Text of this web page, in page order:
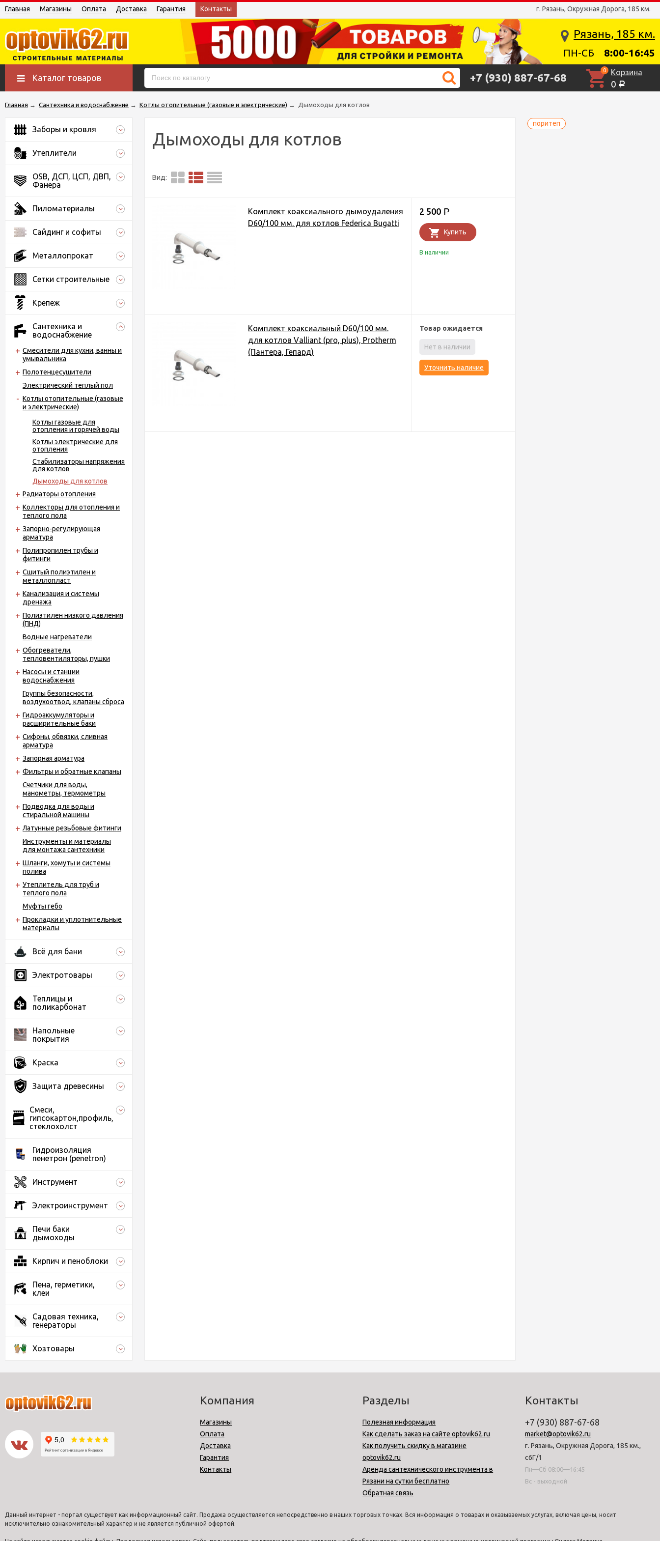
г. Рязань, Окружная Дорога, 185 км.
Главная Магазины Оплата Доставка Гарантия Контакты
Рязань, 185 км.
ПН-СБ 8:00-16:45
Каталог товаров +7 (930) 887-67-68
0 Корзина
0 Р
Главная → Сантехника и водоснабжение → Котлы отопительные (газовые и электрические) → Дымоходы для котлов
поритеп
Заборы и кровля
Утеплители
OSB, ДСП, ЦСП, ДВП,
Фанера
Пиломатериалы
Сайдинг и софиты
Металлопрокат
Сетки строительные
Крепеж
Сантехника и
водоснабжение
Смесители для кухни, ванны и
умывальника
Полотенцесушители
Электрический теплый пол
Котлы отопительные (газовые
и электрические)
Котлы газовые для
отопления и горячей воды
Котлы электрические для
отопления
Стабилизаторы напряжения
для котлов
Дымоходы для котлов
Радиаторы отопления
Коллекторы для отопления и
теплого пола
Запорно-регулирующая
арматура
Полипропилен трубы и
фитинги
Сшитый полиэтилен и
металлопласт
Канализация и системы
дренажа
Полиэтилен низкого давления
(ПНД)
Водные нагреватели
Обогреватели,
тепловентиляторы, пушки
Насосы и станции
водоснабжения
Группы безопасности,
воздухоотвод, клапаны сброса
Гидроаккумуляторы и
расширительные баки
Сифоны, обвязки, сливная
арматура
Запорная арматура
Фильтры и обратные клапаны
Счетчики для воды,
манометры, термометры
Подводка для воды и
стиральной машины
Латунные резьбовые фитинги
Инструменты и материалы
для монтажа сантехники
Шланги, хомуты и системы
полива
Утеплитель для труб и
теплого пола
Муфты гебо
Прокладки и уплотнительные
материалы
Всё для бани
Электротовары
Теплицы и
поликарбонат
Напольные
покрытия
Краска
Защита древесины
Смеси,
гипсокартон,профиль,
стеклохолст
Гидроизоляция
пенетрон (penetron)
Инструмент
Электроинструмент
Печи баки
дымоходы
Кирпич и пеноблоки
Пена, герметики,
клеи
Садовая техника,
генераторы
Хозтовары
Дымоходы для котлов
Вид:
Комплект коаксиального дымоудаления
D60/100 мм. для котлов Federica Bugatti
2 500 Р
Купить
В наличии
Комплект коаксиальный D60/100 мм.
для котлов Valliant (pro, plus), Protherm
(Пантера, Гепард)
Товар ожидается
Нет в наличии
Уточнить наличие
Компания
Магазины
Оплата
Доставка
Гарантия
Контакты
Разделы
Полезная информация
Как сделать заказ на сайте optovik62.ru
Как получить скидку в магазине
optovik62.ru
Аренда сантехнического инструмента в
Рязани на сутки бесплатно
Обратная связь
Контакты
+7 (930) 887-67-68
market@optovik62.ru
г. Рязань, Окружная Дорога, 185 км.,
с6Г/1
Пн—Сб 08:00—16:45
Вс - выходной
Данный интернет - портал существует как информационный сайт. Продажа осуществляется непосредственно в наших торговых точках. Вся информация о товарах и оказываемых услугах, включая цены, носит
исключительно ознакомительный характер и не является публичной офертой.